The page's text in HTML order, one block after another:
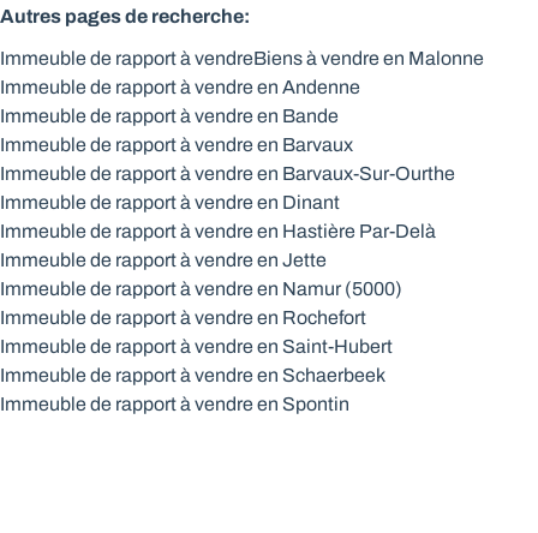
Max. budget
Chercher
Autres pages de recherche:
Immeuble de rapport à vendreBiens à vendre en Malonne
Immeuble de rapport à vendre en Andenne
Immeuble de rapport à vendre en Bande
Immeuble de rapport à vendre en Barvaux
Immeuble de rapport à vendre en Barvaux-Sur-Ourthe
Immeuble de rapport à vendre en Dinant
Immeuble de rapport à vendre en Hastière Par-Delà
Immeuble de rapport à vendre en Jette
Immeuble de rapport à vendre en Namur (5000)
Immeuble de rapport à vendre en Rochefort
Immeuble de rapport à vendre en Saint-Hubert
Immeuble de rapport à vendre en Schaerbeek
Immeuble de rapport à vendre en Spontin